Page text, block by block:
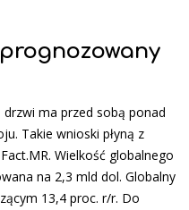
ma przed sobą ponad
Takie wnioski płyną z
Wielkość globalnego
na 2,3 mld dol. Globalny
13,4 proc. r/r. Do